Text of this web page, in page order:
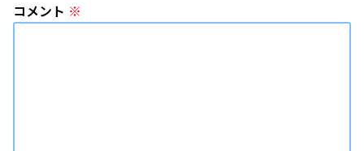
コメント ※